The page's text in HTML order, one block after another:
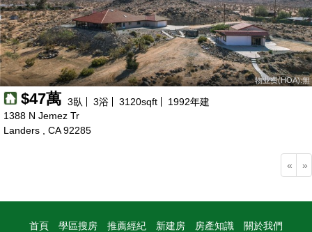
物业费(HOA):無
$47萬 3臥 3浴 3120sqft 1992年建
1388 N Jemez Tr
Landers , CA 92285
« »
首頁 學區搜房 推薦經紀 新建房 房產知識 關於我們